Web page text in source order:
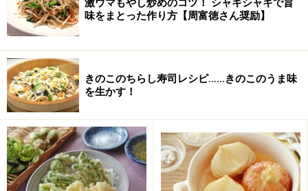
水 210～220cc
味をまとった作り方【周富徳さん奨励】
きのこのちらし寿司レシピ……きのこのうま味
を生かす！